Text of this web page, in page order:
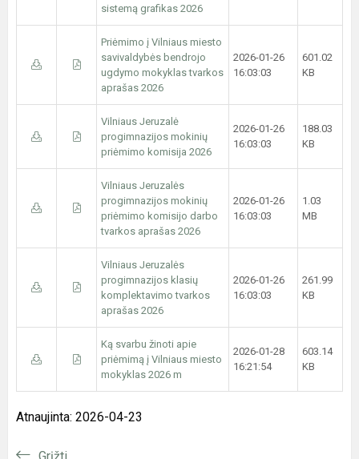
sistemą grafikas 2026
Priėmimo į Vilniaus miesto
savivaldybės bendrojo
ugdymo mokyklas tvarkos
aprašas 2026
2026-01-26
16:03:03
601.02
KB
Vilniaus Jeruzalė
progimnazijos mokinių
priėmimo komisija 2026
2026-01-26
16:03:03
188.03
KB
Vilniaus Jeruzalės
progimnazijos mokinių
priėmimo komisijo darbo
tvarkos aprašas 2026
2026-01-26
16:03:03
1.03
MB
Vilniaus Jeruzalės
progimnazijos klasių
komplektavimo tvarkos
aprašas 2026
2026-01-26
16:03:03
261.99
KB
Ką svarbu žinoti apie
priėmimą į Vilniaus miesto
mokyklas 2026 m
2026-01-28
16:21:54
603.14
KB
Atnaujinta: 2026-04-23